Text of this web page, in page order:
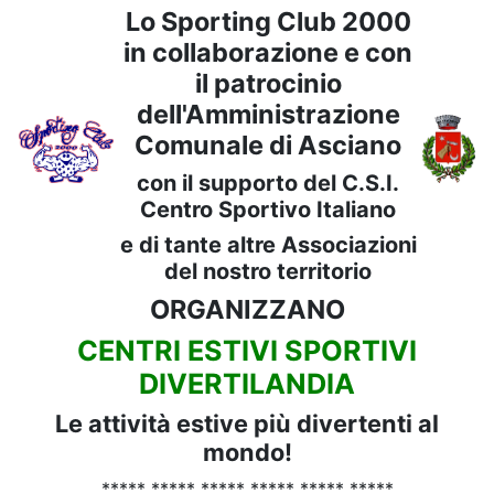
Lo Sporting Club 2000
in collaborazione e con
il patrocinio
dell'Amministrazione
Comunale di Asciano
con il supporto del C.S.I.
Centro Sportivo Italiano
e di tante altre Associazioni
del nostro territorio
ORGANIZZANO
CENTRI ESTIVI SPORTIVI
DIVERTILANDIA
Le attività estive più divertenti al
mondo!
***** ***** ***** ***** ***** *****